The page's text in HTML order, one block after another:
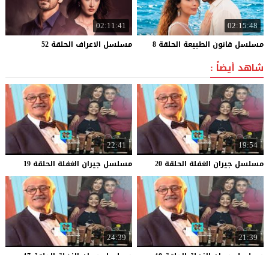
02:15:48
مسلسل قانون الطبيعة الحلقة 8
02:11:41
مسلسل الاعراف الحلقة 52
شاهد أيضاً :
19:54
مسلسل جيران الغفلة الحلقة 20
22:41
مسلسل جيران الغفلة الحلقة 19
21:39
24:39